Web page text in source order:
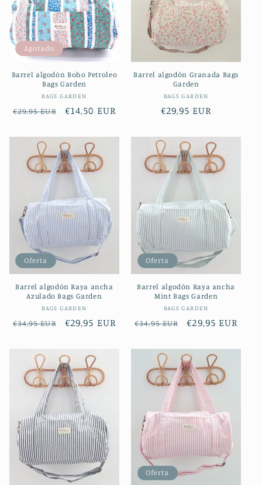
ó
n
Agotado
Barrel algodón Boho Petroleo
Bags Garden
Proveedor:
BAGS GARDEN
Precio
€29,95 EUR
Precio
oferta
€14,50 EUR
Barrel algodón Granada Bags
Garden
Proveedor:
BAGS GARDEN
Precio
€29,95 EUR
Oferta
Barrel algodón Raya ancha
Azulado Bags Garden
Proveedor:
BAGS GARDEN
Precio
€34,95 EUR
Precio
€29,95 EUR
Oferta
Barrel algodón Raya ancha
Mint Bags Garden
Proveedor:
BAGS GARDEN
Precio
€34,95 EUR
Precio
oferta
€29,95 EUR
Oferta